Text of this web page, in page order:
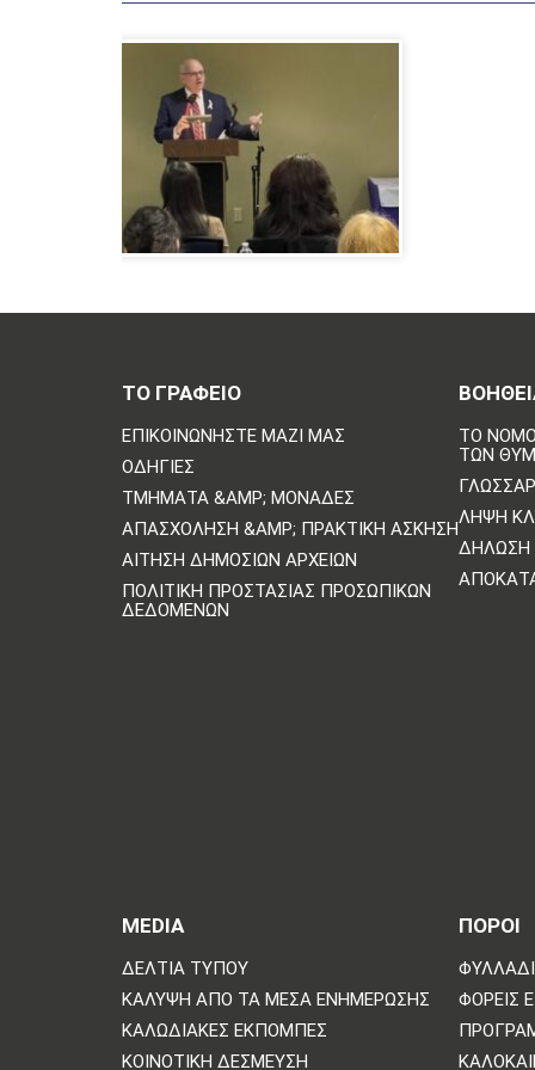
ΤΟ ΓΡΑΦΕΙΟ
ΕΠΙΚΟΙΝΩΝΗΣΤΕ ΜΑΖΙ ΜΑΣ
ΟΔΗΓΊΕΣ
ΤΜΉΜΑΤΑ &AMP; ΜΟΝΆΔΕΣ
ΑΠΑΣΧΌΛΗΣΗ &AMP; ΠΡΑΚΤΙΚΉ ΆΣΚΗΣΗ
ΑΊΤΗΣΗ ΔΗΜΌΣΙΩΝ ΑΡΧΕΊΩΝ
ΠΟΛΙΤΙΚΗ ΠΡΟΣΤΑΣΙΑΣ ΠΡΟΣΩΠΙΚΩΝ
ΔΕΔΟΜΕΝΩΝ
ΤΟ
ΤΩΝ
ΛΉΨΗ
ΔΉΛΩΣΗ
MEDIA
ΔΕΛΤΊΑ ΤΎΠΟΥ
ΚΆΛΥΨΗ ΑΠΌ ΤΑ ΜΈΣΑ ΕΝΗΜΈΡΩΣΗΣ
ΚΑΛΩΔΙΑΚΈΣ ΕΚΠΟΜΠΈΣ
ΚΟΙΝΟΤΙΚΉ ΔΈΣΜΕΥΣΗ
ΠΟΡΟΙ
ΦΟΡΕΊΣ